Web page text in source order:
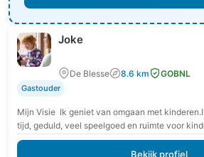
Joke
De Blesse 8.6 km GOBNL
Gastouder
Mijn Visie Ik geniet van omgaan met
tijd, geduld, veel speelgoed en ruimte voor
mijn…
Bekijk profiel